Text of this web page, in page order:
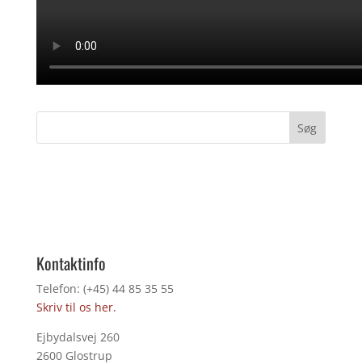
Kontaktinfo
Telefon: (+45) 44 85 35 55
Skriv til os her.
Ejbydalsvej 260
2600 Glostrup